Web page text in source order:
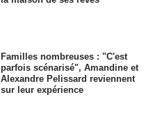
Familles nombreuses : "C'est
parfois scénarisé", Amandine et
Alexandre Pelissard reviennent
sur leur expérience